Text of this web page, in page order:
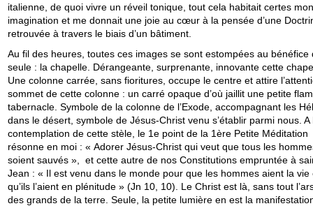
italienne, de quoi vivre un réveil tonique, tout cela habitait certes mon
imagination et me donnait une joie au cœur à la pensée d’une
retrouvée à travers le biais d’un bâtiment.
Au fil des heures, toutes ces images se sont estompées au bénéfice
seule : la chapelle. Dérangeante, surprenante, innovante cette
Une colonne carrée, sans fioritures, occupe le centre et attire
sommet de cette colonne : un carré opaque d’où jaillit une petite
tabernacle. Symbole de la colonne de l’Exode, accompagnant les
dans le désert, symbole de Jésus-Christ venu s’établir parmi nous. A
contemplation de cette stèle, le 1e point de la 1ère Petite Méditation
résonne en moi : « Adorer Jésus-Christ qui veut que tous les
soient sauvés », et cette autre de nos Constitutions empruntée à
Jean : « Il est venu dans le monde pour que les hommes aient la vie
qu’ils l’aient en plénitude » (Jn 10, 10). Le Christ est là, sans tout
des grands de la terre. Seule, la petite lumière en est la